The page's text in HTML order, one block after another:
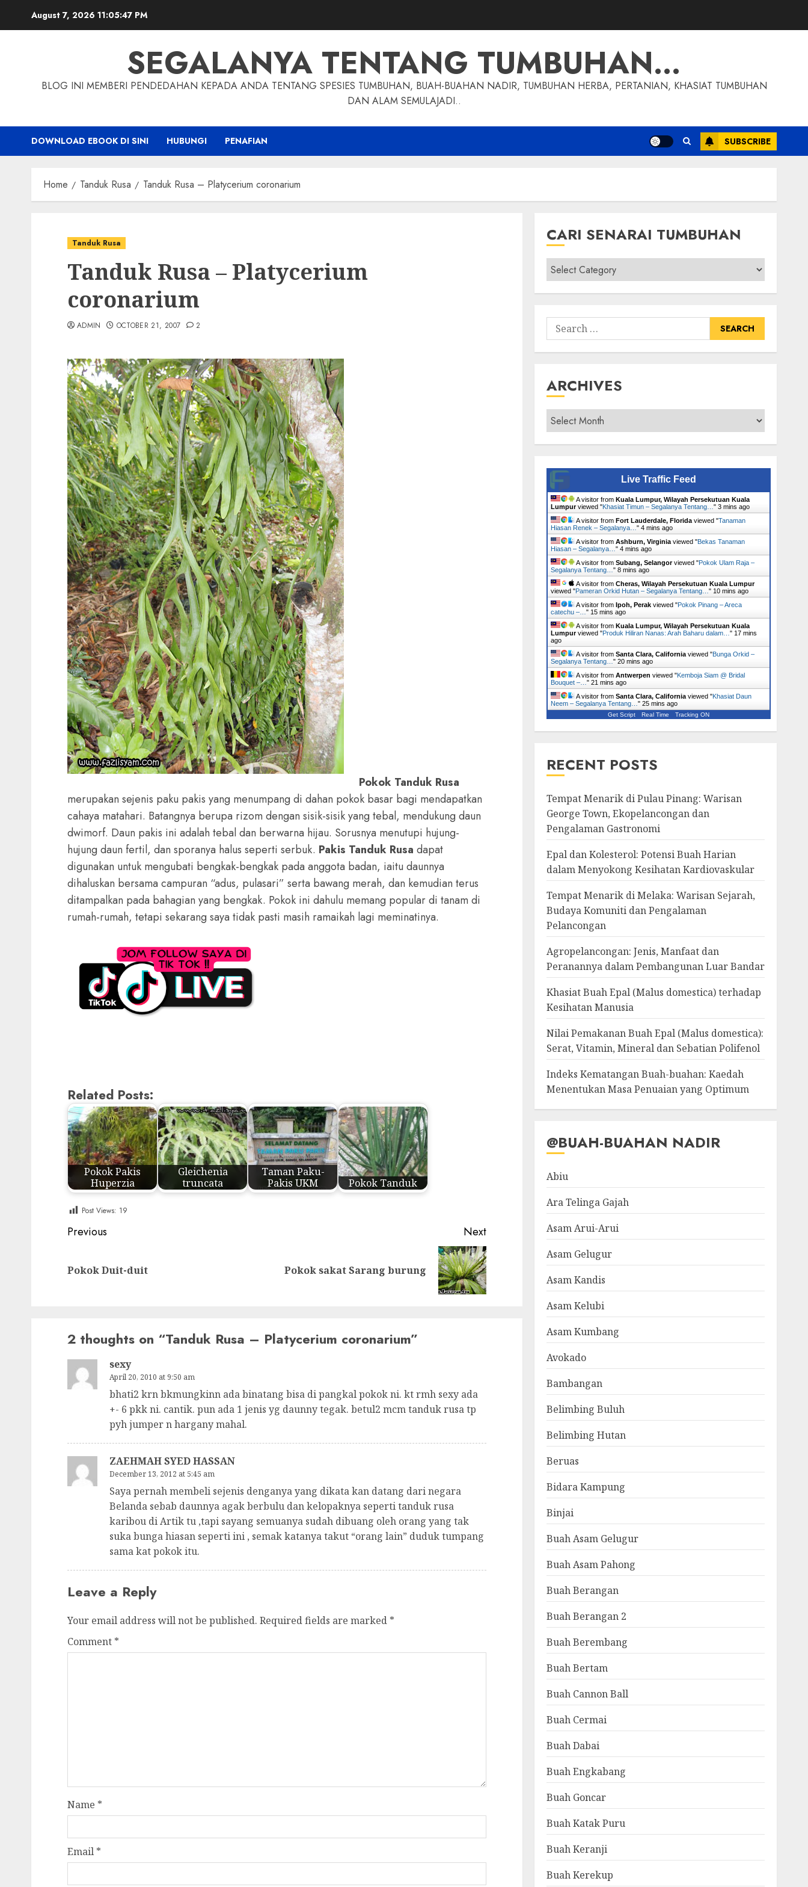
August 7, 2026 11:05:48 PM
SEGALANYA TENTANG TUMBUHAN…
BLOG INI MEMBERI PENDEDAHAN KEPADA ANDA TENTANG SPESIES TUMBUHAN, BUAH-BUAHAN NADIR, TUMBUHAN HERBA, PERTANIAN, KHASIAT TUMBUHAN
DAN ALAM SEMULAJADI..
DOWNLOAD EBOOK DI SINI HUBUNGI PENAFIAN SUBSCRIBE
Home Tanduk Rusa Tanduk Rusa – Platycerium coronarium
Tanduk Rusa
Tanduk Rusa – Platycerium
coronarium
ADMIN OCTOBER 21, 2007 2
Pokok Tanduk Rusa
merupakan sejenis paku pakis yang menumpang di dahan pokok basar bagi mendapatkan
cahaya matahari. Batangnya berupa rizom dengan sisik-sisik yang tebal, mendukung daun
dwimorf. Daun pakis ini adalah tebal dan berwarna hijau. Sorusnya menutupi hujung-
hujung daun fertil, dan sporanya halus seperti serbuk. Pakis Tanduk Rusa dapat
digunakan untuk mengubati bengkak-bengkak pada anggota badan, iaitu daunnya
dihaluskan bersama campuran “adus, pulasari” serta bawang merah, dan kemudian terus
ditampalkan pada bahagian yang bengkak. Pokok ini dahulu memang popular di tanam di
rumah-rumah, tetapi sekarang saya tidak pasti masih ramaikah lagi meminatinya.
Related Posts:
Pokok Pakis
Huperzia
Gleichenia
truncata
Taman Paku-
Pakis UKM
Pokok Tanduk
Post Views: 19
Post
Previous
Previous
Pokok Duit-duit
Next
Next
Pokok sakat Sarang burung
2 thoughts on “Tanduk Rusa – Platycerium coronarium”
sexy
April 20, 2010 at 9:50 am
bhati2 krn bkmungkinn ada binatang bisa di pangkal pokok ni. kt rmh sexy ada
+- 6 pkk ni. cantik. pun ada 1 jenis yg daunny tegak. betul2 mcm tanduk rusa tp
pyh jumper n hargany mahal.
ZAEHMAH SYED HASSAN
December 13, 2012 at 5:45 am
Saya pernah membeli sejenis denganya yang dikata kan datang dari negara
Belanda sebab daunnya agak berbulu dan kelopaknya seperti tanduk rusa
karibou di Artik tu ,tapi sayang semuanya sudah dibuang oleh orang yang tak
suka bunga hiasan seperti ini , semak katanya takut “orang lain” duduk tumpang
sama kat pokok itu.
Leave a Reply
Your email address will not be published. Required fields are marked *
Comment *
Name *
Email *
CARI SENARAI TUMBUHAN
Cari
Senarai
Tumbuhan
Search
for:
ARCHIVES
Archives
Live Traffic Feed
A visitor from Kuala Lumpur, Wilayah Persekutuan Kuala
Lumpurviewed "Khasiat Timun – Segalanya Tentang… " 3 mins ago
A visitor from Fort Lauderdale, Floridaviewed "Tanaman
Hiasan Renek – Segalanya… " 4 mins ago
A visitor from Ashburn, Virginiaviewed "Bekas Tanaman
Hiasan – Segalanya… " 4 mins ago
A visitor from Subang, Selangorviewed "Pokok Ulam Raja –
Segalanya Tentang… " 8 mins ago
A visitor from Cheras, Wilayah Persekutuan Kuala Lumpur
viewed "Pameran Orkid Hutan – Segalanya Tentang… " 10 mins ago
A visitor from Ipoh, Perakviewed "Pokok Pinang – Areca
catechu –… " 15 mins ago
A visitor from Kuala Lumpur, Wilayah Persekutuan Kuala
Lumpurviewed "Produk Hiliran Nanas: Arah Baharu dalam… " 17 mins
ago
A visitor from Santa Clara, Californiaviewed "Bunga Orkid –
Segalanya Tentang… " 20 mins ago
A visitor from Antwerpen viewed "Kemboja Siam @ Bridal
Bouquet –… " 21 mins ago
A visitor from Santa Clara, Californiaviewed "Khasiat Daun
Neem – Segalanya Tentang… " 25 mins ago
Get Script Real Time Tracking ON
RECENT POSTS
Tempat Menarik di Pulau Pinang: Warisan
George Town, Ekopelancongan dan
Pengalaman Gastronomi
Epal dan Kolesterol: Potensi Buah Harian
dalam Menyokong Kesihatan Kardiovaskular
Tempat Menarik di Melaka: Warisan Sejarah,
Budaya Komuniti dan Pengalaman
Pelancongan
Agropelancongan: Jenis, Manfaat dan
Peranannya dalam Pembangunan Luar Bandar
Khasiat Buah Epal (Malus domestica) terhadap
Kesihatan Manusia
Nilai Pemakanan Buah Epal (Malus domestica):
Serat, Vitamin, Mineral dan Sebatian Polifenol
Indeks Kematangan Buah-buahan: Kaedah
Menentukan Masa Penuaian yang Optimum
@BUAH-BUAHAN NADIR
Abiu
Ara Telinga Gajah
Asam Arui-Arui
Asam Gelugur
Asam Kandis
Asam Kelubi
Asam Kumbang
Avokado
Bambangan
Belimbing Buluh
Belimbing Hutan
Beruas
Bidara Kampung
Binjai
Buah Asam Gelugur
Buah Asam Pahong
Buah Berangan
Buah Berangan 2
Buah Berembang
Buah Bertam
Buah Cannon Ball
Buah Cermai
Buah Dabai
Buah Engkabang
Buah Goncar
Buah Katak Puru
Buah Keranji
Buah Kerekup